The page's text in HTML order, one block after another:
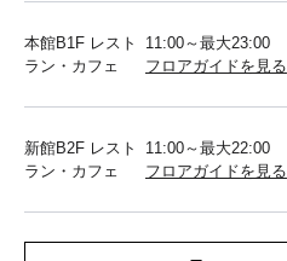
本館B1F レスト
ラン・カフェ
11:00～最大23:00
フロアガイドを見る
新館B2F レスト
ラン・カフェ
11:00～最大22:00
フロアガイドを見る